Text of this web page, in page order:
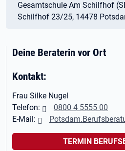
Gesamtschule Am Schilfhof
Schilfhof 23/25, 14478
Deine Beraterin vor Ort
Kontakt:
Frau Silke Nugel
Telefon:
0800 4 5555 00
E-Mail:
TERMIN